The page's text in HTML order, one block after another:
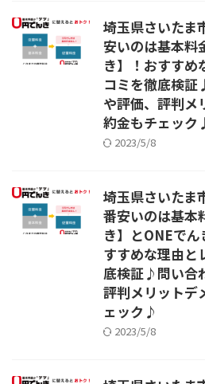
埼玉県さいたま
安いのは基本料
き】！おすすめ
コミを徹底検
や評価、評判メ
約金もチェック
2023/5/8
埼玉県さいたま
番安いのは基本
き】とONEで
すすめな理由と
底検証♪問い合
評判メリットデ
ェック♪
2023/5/8